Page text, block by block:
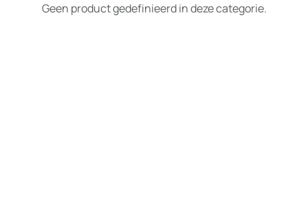
Geen product gedefinieerd in deze categorie.